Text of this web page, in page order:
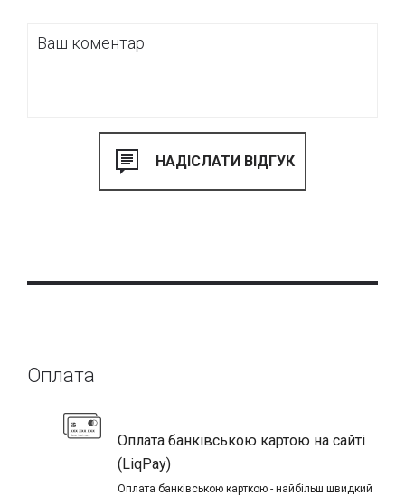
Оплата
Оплата банківською картою на сайті
(LiqPay)
Оплата банківською карткою - найбільш швидкий